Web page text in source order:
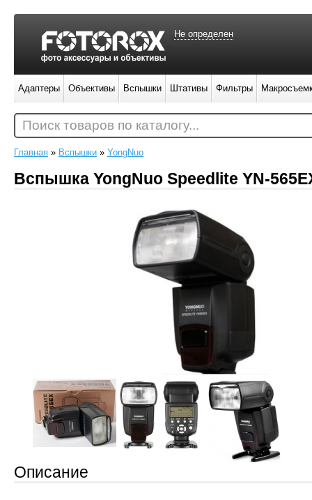
Главная » Вспышки » YongNuo
Вспышка YongNuo Speedlite YN-
Описание
Не определен
Адаптеры Объективы Вспышки Штативы Фильтры
Поиск товаров по каталогу...